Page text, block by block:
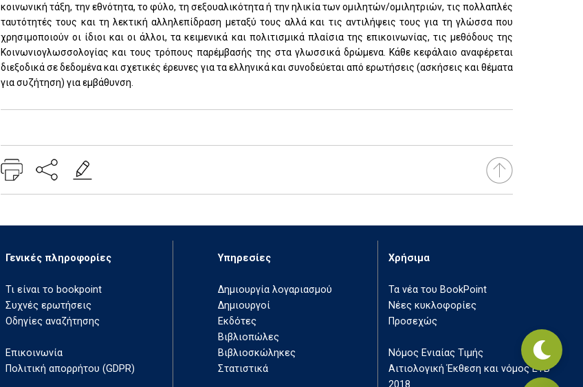
κοινωνική τάξη, την εθνότητα, το φύλο, τη σεξουαλικότητα ή την ηλικία των ομιλητών/ομιλητριών, τις πολλαπλές
ταυτότητές τους και τη λεκτική αλληλεπίδραση μεταξύ τους αλλά και τις αντιλήψεις τους για τη γλώσσα που
χρησιμοποιούν οι ίδιοι και οι άλλοι, τα κειμενικά και πολιτισμικά πλαίσια της επικοινωνίας, τις μεθόδους της
Κοινωνιογλωσσολογίας και τους τρόπους παρέμβασής της στα γλωσσικά δρώμενα. Κάθε κεφάλαιο αναφέρεται
διεξοδικά σε δεδομένα και σχετικές έρευνες για τα ελληνικά και συνοδεύεται από ερωτήσεις (ασκήσεις και θέματα
για συζήτηση) για εμβάθυνση.
Γενικές πληροφορίες
Τι είναι το bookpoint
Συχνές ερωτήσεις
Οδηγίες αναζήτησης
Επικοινωνία
Πολιτική απορρήτου (GDPR)
Υπηρεσίες
Δημιουργία λογαριασμού
Δημιουργοί
Εκδότες
Βιβλιοπώλες
Βιβλιοσκώληκες
Στατιστικά
Χρήσιμα
Τα νέα του BookPoint
Νέες κυκλοφορίες
Προσεχώς
Νόμος Ενιαίας Τιμής
Αιτιολογική Έκθεση και νόμος ΕΤΒ
2018